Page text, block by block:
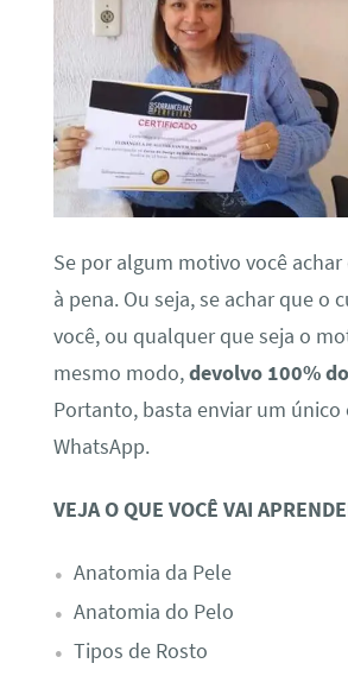
Se por algum motivo você
à pena. Ou seja, se achar que o
você, ou qualquer que seja o
mesmo modo,devolvo 100%
Portanto, basta enviar um único
WhatsApp.
VEJA O QUE VOCÊ VAI
Anatomia da Pele
Anatomia do Pelo
Tipos de Rosto